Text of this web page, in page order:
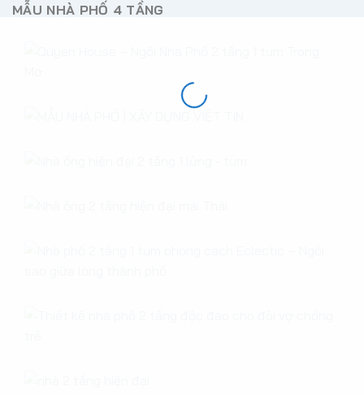
MẪU NHÀ PHỐ 4 TẦNG